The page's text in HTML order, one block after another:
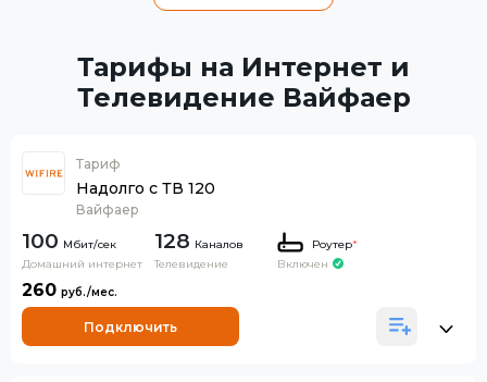
Тарифы на Интернет и
Телевидение Вайфаер
Тариф
Надолго с ТВ 120
Вайфаер
100
Домашний интернет
128 Каналов
Телевидение
Роутер*
Включен
260
Подключить